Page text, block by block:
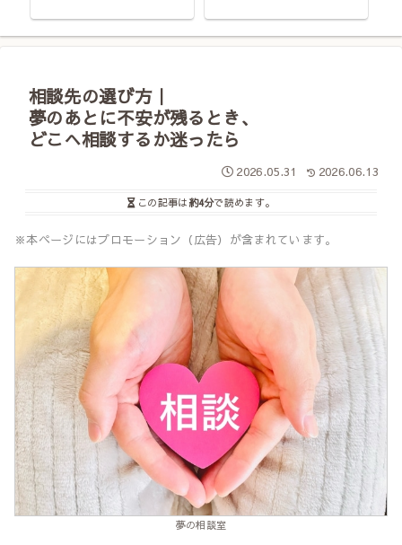
相談先の選び方｜
夢のあとに不安が残るとき、
どこへ相談するか迷ったら
2026.05.31 2026.06.13
この記事は約4分で読めます。
※本ページにはプロモーション（広告）が含まれています。
夢の相談室